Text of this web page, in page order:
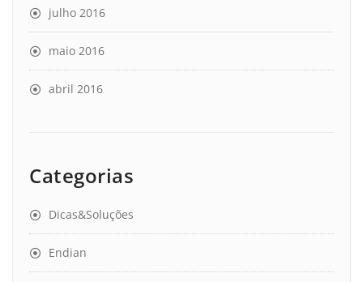
julho 2016
maio 2016
abril 2016
Categorias
Dicas&Soluções
Endian